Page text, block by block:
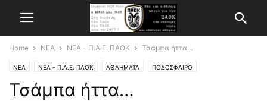
Home ΝΕΑ ΝΕΑ - Π.Α.Ε. ΠΑΟΚ Τσάμπα ήττα…
ΝΕΑ ΝΕΑ - Π.Α.Ε. ΠΑΟΚ ΑΘΛΗΜΑΤΑ ΠΟΔΟΣΦΑΙΡΟ
Τσάμπα ήττα…